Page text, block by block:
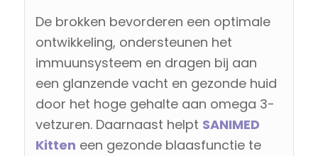
De brokken bevorderen een optimale
ontwikkeling, ondersteunen het
immuunsysteem en dragen bij aan
een glanzende vacht en gezonde huid
door het hoge gehalte aan omega 3-
vetzuren. Daarnaast helpt SANIMED
Kitten een gezonde blaasfunctie te